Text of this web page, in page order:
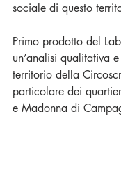
sociale di questo
Primo prodotto del
un’analisi qualitativa
territorio della
particolare dei
e Madonna di